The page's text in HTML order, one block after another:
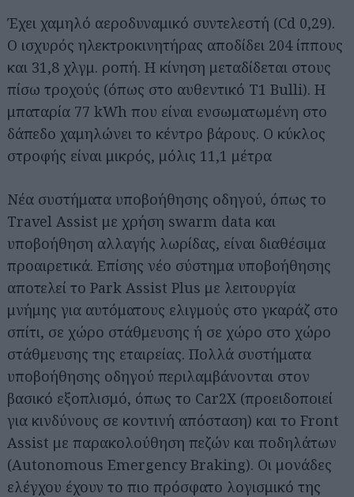
Έχει χαμηλό αεροδυναμικό συντελεστή (Cd 0,29).
Ο ισχυρός ηλεκτροκινητήρας αποδίδει 204 ίππους
και 31,8 χλγμ. ροπή. Η κίνηση μεταδίδεται στους
πίσω τροχούς (όπως στο αυθεντικό T1 Bulli). Η
μπαταρία 77 kWh που είναι ενσωματωμένη στο
δάπεδο χαμηλώνει το κέντρο βάρους. Ο κύκλος
στροφής είναι μικρός, μόλις 11,1 μέτρα
Νέα συστήματα υποβοήθησης οδηγού, όπως το
Travel Assist με χρήση swarm data και
υποβοήθηση αλλαγής λωρίδας, είναι διαθέσιμα
προαιρετικά. Επίσης νέο σύστημα υποβοήθησης
αποτελεί το Park Assist Plus με λειτουργία
μνήμης για αυτόματους ελιγμούς στο γκαράζ στο
σπίτι, σε χώρο στάθμευσης ή σε χώρο στο χώρο
στάθμευσης της εταιρείας. Πολλά συστήματα
υποβοήθησης οδηγού περιλαμβάνονται στον
βασικό εξοπλισμό, όπως το Car2X (προειδοποιεί
για κινδύνους σε κοντινή απόσταση) και το Front
Assist με παρακολούθηση πεζών και ποδηλάτων
(Autonomous Emergency Braking). Οι μονάδες
ελέγχου έχουν το πιο πρόσφατο λογισμικό της